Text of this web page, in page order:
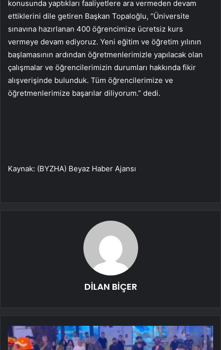
konusunda yaptıkları faaliyetlere ara vermeden devam
ettiklerini dile getiren Başkan Topaloğlu, “Üniversite
sınavına hazırlanan 400 öğrencimize ücretsiz kurs
vermeye devam ediyoruz. Yeni eğitim ve öğretim yılının
başlamasının ardından öğretmenlerimizle yapılacak olan
çalışmalar ve öğrencilerimizin durumları hakkında fikir
alışverişinde bulunduk. Tüm öğrencilerimize ve
öğretmenlerimize başarılar diliyorum.” dedi.
Kaynak: (BYZHA) Beyaz Haber Ajansı
DİLAN BİÇER